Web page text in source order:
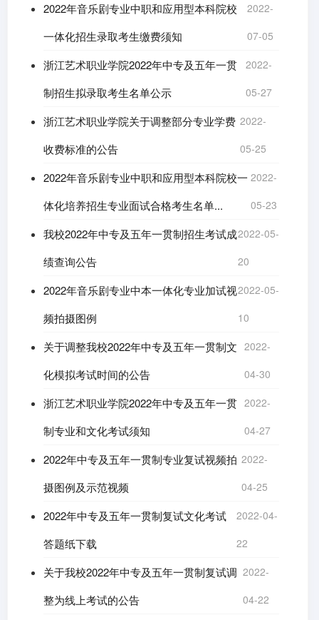
2022年音乐剧专业中职和应用型本科院校
一体化招生录取考生缴费须知
2022-
07-05
浙江艺术职业学院2022年中专及五年一贯
制招生拟录取考生名单公示
2022-
05-27
浙江艺术职业学院关于调整部分专业学费
收费标准的公告
2022-
05-25
2022年音乐剧专业中职和应用型本科院校一
体化培养招生专业面试合格考生名单...
2022-
05-23
我校2022年中专及五年一贯制招生考试成
绩查询公告
2022-05-
20
2022年音乐剧专业中本一体化专业加试视
频拍摄图例
2022-05-
10
关于调整我校2022年中专及五年一贯制文
化模拟考试时间的公告
2022-
04-30
浙江艺术职业学院2022年中专及五年一贯
制专业和文化考试须知
2022-
04-27
2022年中专及五年一贯制专业复试视频拍
摄图例及示范视频
2022-
04-25
2022年中专及五年一贯制复试文化考试
答题纸下载
2022-04-
22
关于我校2022年中专及五年一贯制复试调
整为线上考试的公告
2022-
04-22